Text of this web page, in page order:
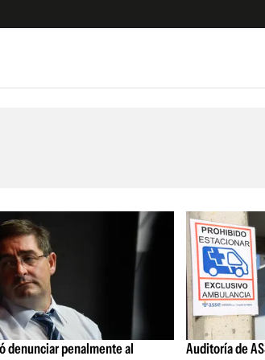
Unidos
denunciar penalmente al
Auditoría de